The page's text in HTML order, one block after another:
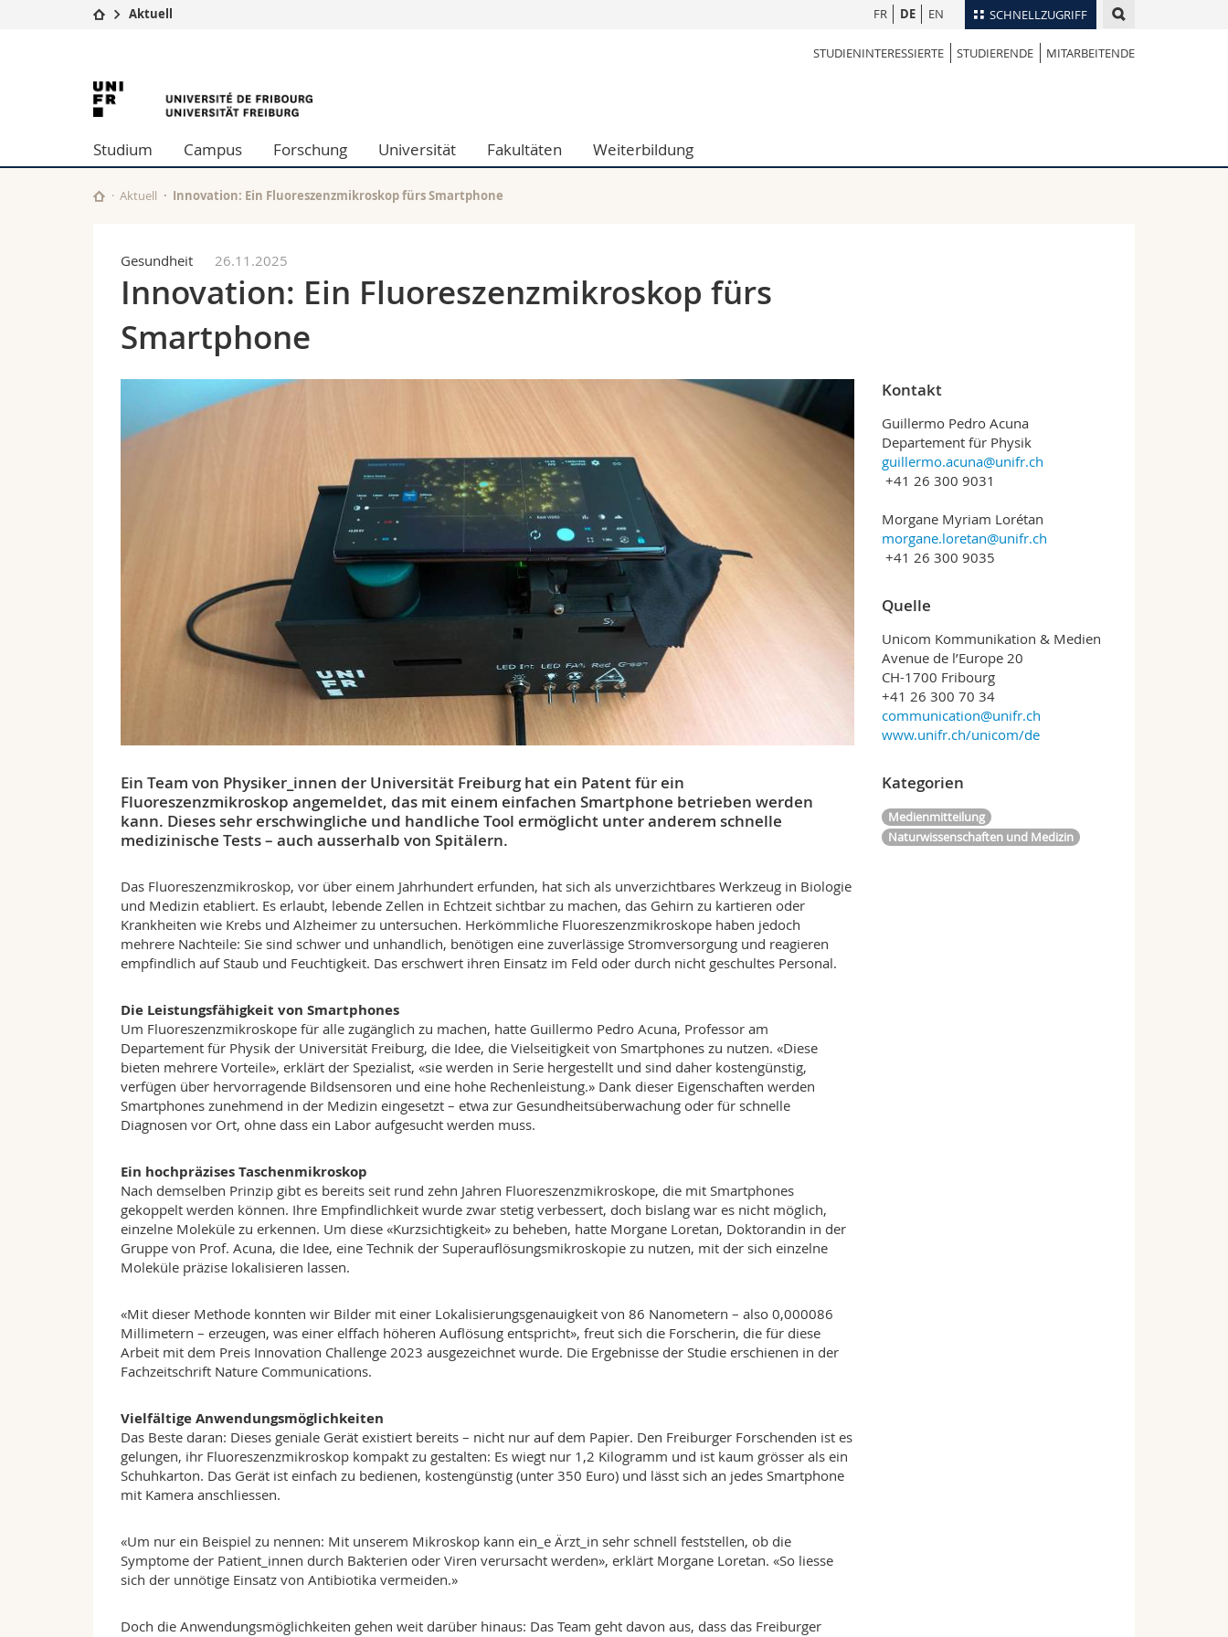
SCHNELLZUGRIFF
Studium
Campus
Universität
Weiterbildung
Theologische Fak.
Philosophische Fak.
Fak. für Erziehungs- und Bildungswissenschaften
Math.-Nat. und Med. Fak.
Mitarbeitende
Personenverzeichnis
Vorlesungsverzeichnis
FR DE EN
Aktuell
STUDIENINTERESSIERTE STUDIERENDE MITARBEITENDE
University
of
Fribourg
Studium Campus Forschung Universität Fakultäten Weiterbildung
Aktuell Innovation: Ein Fluoreszenzmikroskop fürs Smartphone
Gesundheit 26.11.2025
Innovation: Ein Fluoreszenzmikroskop fürs
Smartphone
Ein Team von Physiker_innen der Universität Freiburg hat ein Patent für ein
Fluoreszenzmikroskop angemeldet, das mit einem einfachen Smartphone betrieben werden
kann. Dieses sehr erschwingliche und handliche Tool ermöglicht unter anderem schnelle
medizinische Tests – auch ausserhalb von Spitälern.
Das Fluoreszenzmikroskop, vor über einem Jahrhundert erfunden, hat sich als unverzichtbares Werkzeug in Biologie
und Medizin etabliert. Es erlaubt, lebende Zellen in Echtzeit sichtbar zu machen, das Gehirn zu kartieren oder
Krankheiten wie Krebs und Alzheimer zu untersuchen. Herkömmliche Fluoreszenzmikroskope haben jedoch
mehrere Nachteile: Sie sind schwer und unhandlich, benötigen eine zuverlässige Stromversorgung und reagieren
empfindlich auf Staub und Feuchtigkeit. Das erschwert ihren Einsatz im Feld oder durch nicht geschultes Personal.
Die Leistungsfähigkeit von Smartphones
Um Fluoreszenzmikroskope für alle zugänglich zu machen, hatte Guillermo Pedro Acuna, Professor am
Departement für Physik der Universität Freiburg, die Idee, die Vielseitigkeit von Smartphones zu nutzen. «Diese
bieten mehrere Vorteile», erklärt der Spezialist, «sie werden in Serie hergestellt und sind daher kostengünstig,
verfügen über hervorragende Bildsensoren und eine hohe Rechenleistung.» Dank dieser Eigenschaften werden
Smartphones zunehmend in der Medizin eingesetzt – etwa zur Gesundheitsüberwachung oder für schnelle
Diagnosen vor Ort, ohne dass ein Labor aufgesucht werden muss.
Ein hochpräzises Taschenmikroskop
Nach demselben Prinzip gibt es bereits seit rund zehn Jahren Fluoreszenzmikroskope, die mit Smartphones
gekoppelt werden können. Ihre Empfindlichkeit wurde zwar stetig verbessert, doch bislang war es nicht möglich,
einzelne Moleküle zu erkennen. Um diese «Kurzsichtigkeit» zu beheben, hatte Morgane Loretan, Doktorandin in der
Gruppe von Prof. Acuna, die Idee, eine Technik der Superauflösungsmikroskopie zu nutzen, mit der sich einzelne
Moleküle präzise lokalisieren lassen.
«Mit dieser Methode konnten wir Bilder mit einer Lokalisierungsgenauigkeit von 86 Nanometern – also 0,000086
Millimetern – erzeugen, was einer elffach höheren Auflösung entspricht», freut sich die Forscherin, die für diese
Arbeit mit dem Preis Innovation Challenge 2023 ausgezeichnet wurde. Die Ergebnisse der Studie erschienen in der
Fachzeitschrift Nature Communications.
Vielfältige Anwendungsmöglichkeiten
Das Beste daran: Dieses geniale Gerät existiert bereits – nicht nur auf dem Papier. Den Freiburger Forschenden ist es
gelungen, ihr Fluoreszenzmikroskop kompakt zu gestalten: Es wiegt nur 1,2 Kilogramm und ist kaum grösser als ein
Schuhkarton. Das Gerät ist einfach zu bedienen, kostengünstig (unter 350 Euro) und lässt sich an jedes Smartphone
mit Kamera anschliessen.
«Um nur ein Beispiel zu nennen: Mit unserem Mikroskop kann ein_e Ärzt_in sehr schnell feststellen, ob die
Symptome der Patient_innen durch Bakterien oder Viren verursacht werden», erklärt Morgane Loretan. «So liesse
sich der unnötige Einsatz von Antibiotika vermeiden.»
Doch die Anwendungsmöglichkeiten gehen weit darüber hinaus: Das Team geht davon aus, dass das Freiburger
Kontakt
Guillermo Pedro Acuna
Departement für Physik
guillermo.acuna@unifr.ch
+41 26 300 9031
Morgane Myriam Lorétan
morgane.loretan@unifr.ch
+41 26 300 9035
Quelle
Unicom Kommunikation & Medien
Avenue de l’Europe 20
CH-1700 Fribourg
+41 26 300 70 34
communication@unifr.ch
www.unifr.ch/unicom/de
Kategorien
Medienmitteilung
Naturwissenschaften und Medizin